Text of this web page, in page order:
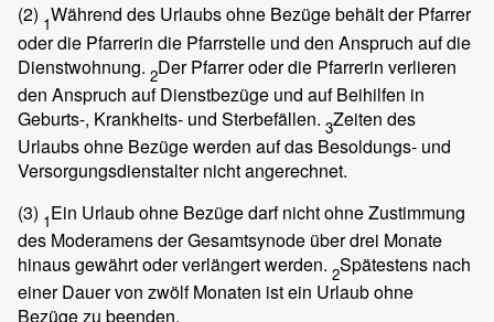
(2) 1Während des Urlaubs ohne Bezüge behält der Pfarrer
oder die Pfarrerin die Pfarrstelle und den Anspruch auf die
Dienstwohnung. 2Der Pfarrer oder die Pfarrerin verlieren
den Anspruch auf Dienstbezüge und auf Beihilfen in
Geburts-, Krankheits- und Sterbefällen. 3Zeiten des
Urlaubs ohne Bezüge werden auf das Besoldungs- und
Versorgungsdienstalter nicht angerechnet.
(3) 1Ein Urlaub ohne Bezüge darf nicht ohne Zustimmung
des Moderamens der Gesamtsynode über drei Monate
hinaus gewährt oder verlängert werden. 2Spätestens nach
einer Dauer von zwölf Monaten ist ein Urlaub ohne
Bezüge zu beenden.